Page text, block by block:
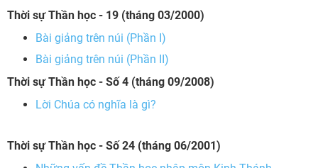
Thời sự Thần học - 19 (tháng 03/2000)
Bài giảng trên núi (Phần I)
Bài giảng trên núi (Phần II)
Thời sự Thần học - Số4 (tháng 09/2008)
Lời Chúa có nghĩa là gì?
Thời sự Thần học - Số 24 (tháng 06/2001)